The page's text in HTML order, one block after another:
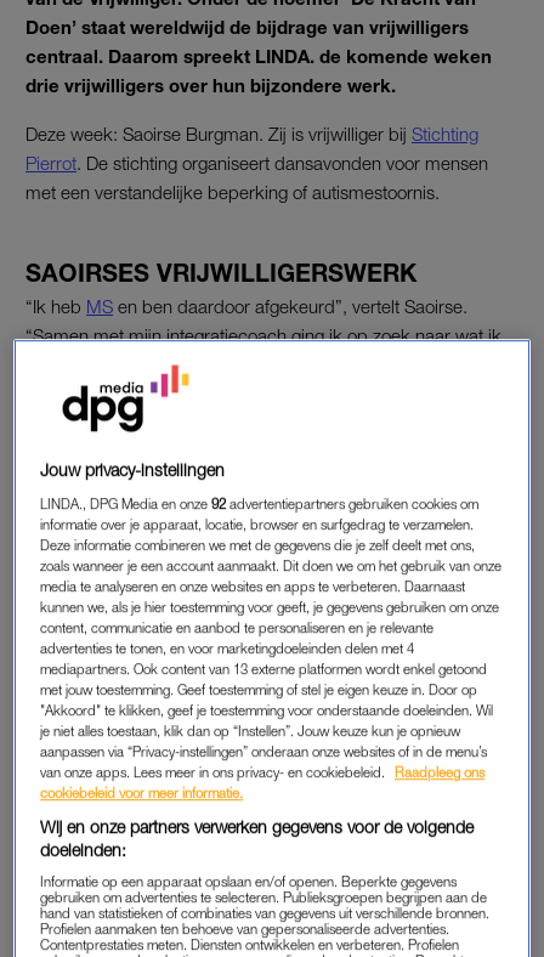
Doen’ staat wereldwijd de bijdrage van vrijwilligers
centraal. Daarom spreekt LINDA. de komende weken
drie vrijwilligers over hun bijzondere werk.
Deze week: Saoirse Burgman. Zij is vrijwilliger bij Stichting
Pierrot. De stichting organiseert dansavonden voor mensen
met een verstandelijke beperking of autismestoornis.
SAOIRSES VRIJWILLIGERSWERK
“Ik heb MS en ben daardoor afgekeurd”, vertelt Saoirse.
“Samen met mijn integratiecoach ging ik op zoek naar wat ik
nog wél kon doen. Ik wilde me graag nuttig voelen. Mijn coach
vroeg wat mijn hobby’s waren voordat ik ziek werd. Dat was
dansen.”
Zo komt Saoirse terecht bij Stichting Pierrot, waar ze eerst een
paar proeflessen meedoet. Vooraf twijfelt ze nog. “Het is
natuurlijk best druk, dus ik wist niet of ik daar genoeg energie
voor zou hebben. Maar toen ik er eenmaal was, was ik
meteen enthousiast.”
Vrijwilliger Saskia (59) helpt
Maxime (25) en Tobias (23) met
hun financiën: 'We hebben
meer rust door haar'
LEES OOK
De danslessen van Stichting Pierrot zijn bedoeld voor mensen
van alle leeftijden met eenverstandelijke beperkingof
Jouw privacy-instellingen
LINDA., DPG Media en onze92 advertentiepartners gebruiken cookies om
informatie over je apparaat, locatie, browser en surfgedrag te verzamelen.
Deze informatie combineren we met de gegevens die je zelf deelt met ons,
zoals wanneer je een account aanmaakt. Dit doen we om het gebruik van onze
media te analyseren en onze websites en apps te verbeteren. Daarnaast
kunnen we, als je hier toestemming voor geeft, je gegevens gebruiken om onze
content, communicatie en aanbod te personaliseren en je relevante
advertenties te tonen, en voor marketingdoeleinden delen met 4
mediapartners. Ook content van 13 externe platformen wordt enkel getoond
met jouw toestemming. Geef toestemming of stel je eigen keuze in. Door op
"Akkoord" te klikken, geef je toestemming voor onderstaande doeleinden. Wil
je niet alles toestaan, klik dan op “Instellen”. Jouw keuze kun je opnieuw
aanpassen via “Privacy-instellingen” onderaan onze websites of in de menu’s
van onze apps. Lees meer in ons privacy- en cookiebeleid.
Raadpleeg ons
cookiebeleid voor meer informatie.
Wij en onze partners verwerken gegevens voor de volgende
doeleinden:
Informatie op een apparaat opslaan en/of openen. Beperkte gegevens
gebruiken om advertenties te selecteren. Publieksgroepen begrijpen aan de
hand van statistieken of combinaties van gegevens uit verschillende bronnen.
Profielen aanmaken ten behoeve van gepersonaliseerde advertenties.
Contentprestaties meten. Diensten ontwikkelen en verbeteren. Profielen